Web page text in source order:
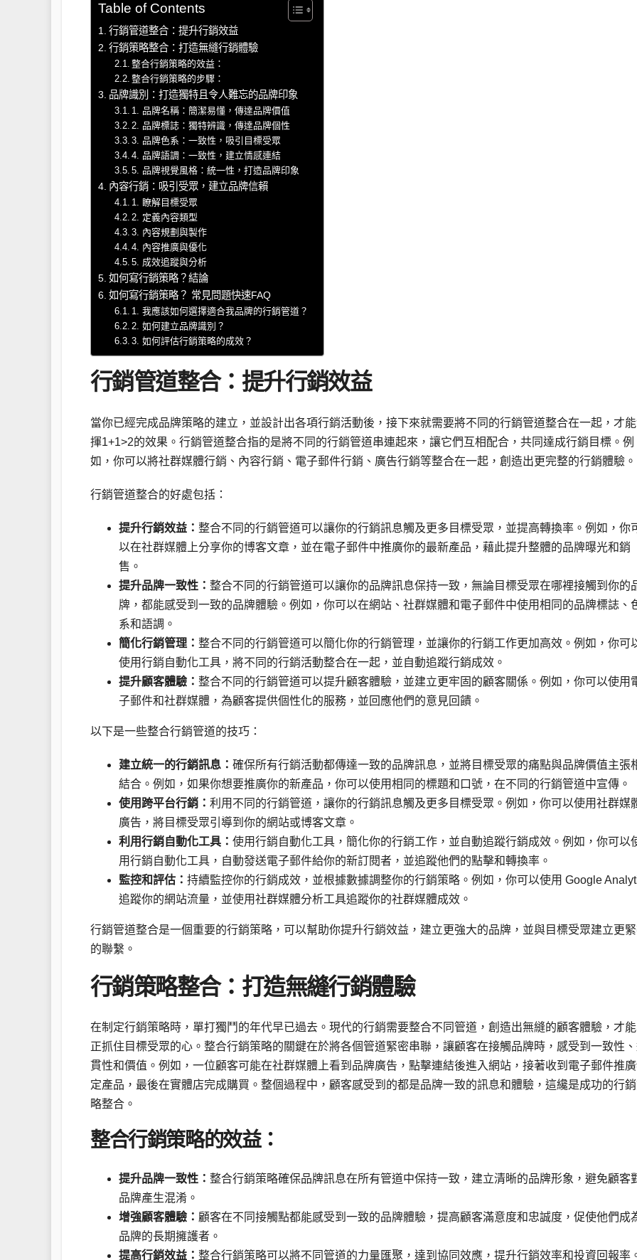
Table of Contents
行銷管道整合：提升行銷效益
行銷策略整合：打造無縫行銷體驗
整合行銷策略的效益：
整合行銷策略的步驟：
品牌識別：打造獨特且令人難忘的品牌印象
1. 品牌名稱：簡潔易懂，傳達品牌價值
2. 品牌標誌：獨特辨識，傳達品牌個性
3. 品牌色系：一致性，吸引目標受眾
4. 品牌語調：一致性，建立情感連結
5. 品牌視覺風格：統一性，打造品牌印象
內容行銷：吸引受眾，建立品牌信賴
1. 瞭解目標受眾
2. 定義內容類型
3. 內容規劃與製作
4. 內容推廣與優化
5. 成效追蹤與分析
如何寫行銷策略？結論
如何寫行銷策略？ 常見問題快速FAQ
1. 我應該如何選擇適合我品牌的行銷管道？
2. 如何建立品牌識別？
3. 如何評估行銷策略的成效？
行銷管道整合：提升行銷效益
當你已經完成品牌策略的建立，並設計出各項行銷活動後，接下來就需要將不同的行銷管道整合在一起，才
揮1+1>2的效果。行銷管道整合指的是將不同的行銷管道串連起來，讓它們互相配合，共同達成行銷目標。例
如，你可以將社群媒體行銷、內容行銷、電子郵件行銷、廣告行銷等整合在一起，創造出更完整的行銷體驗。
行銷管道整合的好處包括：
提升行銷效益： 整合不同的行銷管道可以讓你的行銷訊息觸及更多目標受眾，並提高轉換率。例如，你
以在社群媒體上分享你的博客文章，並在電子郵件中推廣你的最新產品，藉此提升整體的品牌曝光和銷
售。
提升品牌一致性： 整合不同的行銷管道可以讓你的品牌訊息保持一致，無論目標受眾在哪裡接觸到你的
牌，都能感受到一致的品牌體驗。例如，你可以在網站、社群媒體和電子郵件中使用相同的品牌標誌、
系和語調。
簡化行銷管理： 整合不同的行銷管道可以簡化你的行銷管理，並讓你的行銷工作更加高效。例如，你可
使用行銷自動化工具，將不同的行銷活動整合在一起，並自動追蹤行銷成效。
提升顧客體驗： 整合不同的行銷管道可以提升顧客體驗，並建立更牢固的顧客關係。例如，你可以使用
子郵件和社群媒體，為顧客提供個性化的服務，並回應他們的意見回饋。
以下是一些整合行銷管道的技巧：
建立統一的行銷訊息： 確保所有行銷活動都傳達一致的品牌訊息，並將目標受眾的痛點與品牌價值主張
結合。例如，如果你想要推廣你的新產品，你可以使用相同的標題和口號，在不同的行銷管道中宣傳。
使用跨平台行銷： 利用不同的行銷管道，讓你的行銷訊息觸及更多目標受眾。例如，你可以使用社群媒
廣告，將目標受眾引導到你的網站或博客文章。
利用行銷自動化工具： 使用行銷自動化工具，簡化你的行銷工作，並自動追蹤行銷成效。例如，你可以
用行銷自動化工具，自動發送電子郵件給你的新訂閱者，並追蹤他們的點擊和轉換率。
監控和評估： 持續監控你的行銷成效，並根據數據調整你的行銷策略。例如，你可以使用 Google
追蹤你的網站流量，並使用社群媒體分析工具追蹤你的社群媒體成效。
行銷管道整合是一個重要的行銷策略，可以幫助你提升行銷效益，建立更強大的品牌，並與目標受眾建立更
的聯繫。
行銷策略整合：打造無縫行銷體驗
在制定行銷策略時，單打獨鬥的年代早已過去。現代的行銷需要整合不同管道，創造出無縫的顧客體驗，才
正抓住目標受眾的心。整合行銷策略的關鍵在於將各個管道緊密串聯，讓顧客在接觸品牌時，感受到一致性
貫性和價值。例如，一位顧客可能在社群媒體上看到品牌廣告，點擊連結後進入網站，接著收到電子郵件推
定產品，最後在實體店完成購買。整個過程中，顧客感受到的都是品牌一致的訊息和體驗，這纔是成功的行
略整合。
整合行銷策略的效益：
提升品牌一致性： 整合行銷策略確保品牌訊息在所有管道中保持一致，建立清晰的品牌形象，避免顧客
品牌產生混淆。
增強顧客體驗： 顧客在不同接觸點都能感受到一致的品牌體驗，提高顧客滿意度和忠誠度，促使他們成
品牌的長期擁護者。
提高行銷效益： 整合行銷策略可以將不同管道的力量匯聚，達到協同效應，提升行銷效率和投資回報率